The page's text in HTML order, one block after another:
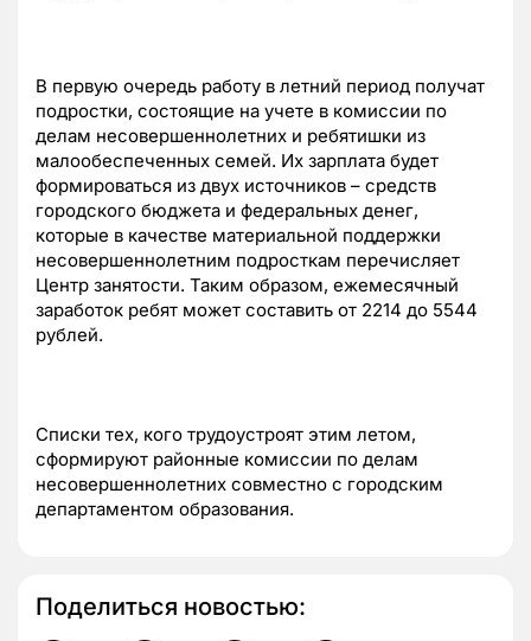
В первую очередь работу в летний период получат
подростки, состоящие на учете в комиссии по
делам несовершеннолетних и ребятишки из
малообеспеченных семей. Их зарплата будет
формироваться из двух источников – средств
городского бюджета и федеральных денег,
которые в качестве материальной поддержки
несовершеннолетним подросткам перечисляет
Центр занятости. Таким образом, ежемесячный
заработок ребят может составить от 2214 до 5544
рублей.
Списки тех, кого трудоустроят этим летом,
сформируют районные комиссии по делам
несовершеннолетних совместно с городским
департаментом образования.
Поделиться новостью: